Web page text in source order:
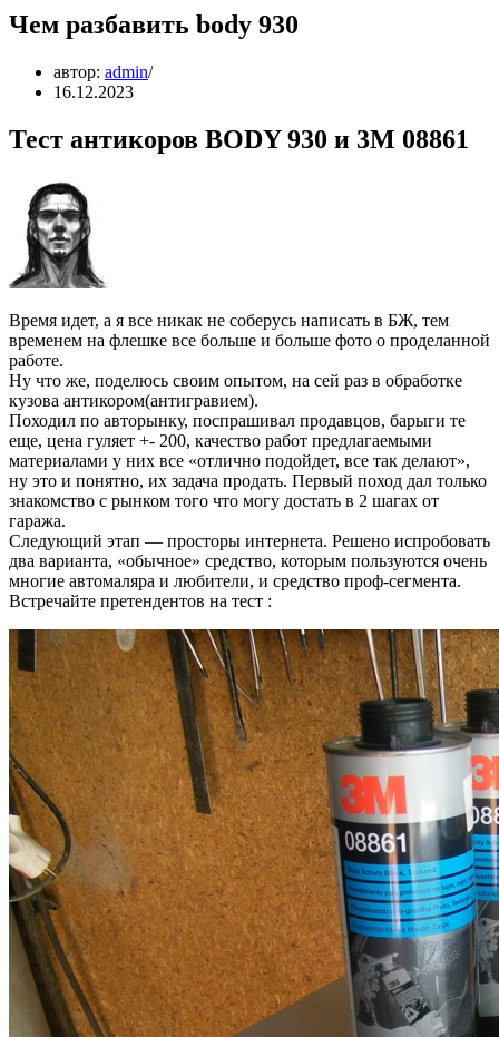
Чем разбавить body 930
автор: admin
16.12.2023
Тест антикоров BODY 930 и 3M 08861
Время идет, а я все никак не соберусь написать в БЖ, тем
временем на флешке все больше и больше фото о проделанной
работе.
Ну что же, поделюсь своим опытом, на сей раз в обработке
кузова антикором(антигравием).
Походил по авторынку, поспрашивал продавцов, барыги те
еще, цена гуляет +- 200, качество работ предлагаемыми
материалами у них все «отлично подойдет, все так делают»,
ну это и понятно, их задача продать. Первый поход дал только
знакомство с рынком того что могу достать в 2 шагах от
гаража.
Следующий этап — просторы интернета. Решено испробовать
два варианта, «обычное» средство, которым пользуются очень
многие автомаляра и любители, и средство проф-сегмента.
Встречайте претендентов на тест :